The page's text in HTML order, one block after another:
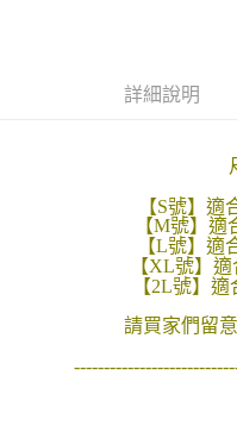
AFTEE先享後付是「在收到商
２．便利：只要手機號碼，簡訊
【「AFTEE先享後付」結帳流程
１．於結帳方式選擇「AFTEE
結帳頁面，進行簡訊認證並確認
２．訂單成立數日內，您將收到
３．收到繳費通知簡訊後14天
ATM／網路銀行／等多元方式進
※ 交易是否成功請以「AFTEE
每筆NT$80，滿NT$1,800(
先付款後全家取貨
每筆NT$80，滿NT$1,800(含
詳細說明
【S號】適
【M號】
【L號】適
【XL號】
【2L號】
請買家們留